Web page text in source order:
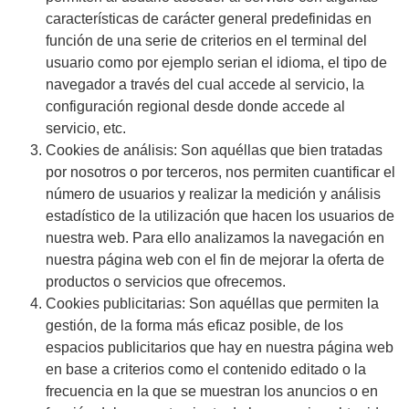
características de carácter general predefinidas en
función de una serie de criterios en el terminal del
usuario como por ejemplo serian el idioma, el tipo de
navegador a través del cual accede al servicio, la
configuración regional desde donde accede al
servicio, etc.
Cookies de análisis: Son aquéllas que bien tratadas
por nosotros o por terceros, nos permiten cuantificar el
número de usuarios y realizar la medición y análisis
estadístico de la utilización que hacen los usuarios de
nuestra web. Para ello analizamos la navegación en
nuestra página web con el fin de mejorar la oferta de
productos o servicios que ofrecemos.
Cookies publicitarias: Son aquéllas que permiten la
gestión, de la forma más eficaz posible, de los
espacios publicitarios que hay en nuestra página web
en base a criterios como el contenido editado o la
frecuencia en la que se muestran los anuncios o en